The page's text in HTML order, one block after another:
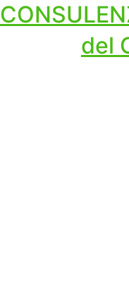
del